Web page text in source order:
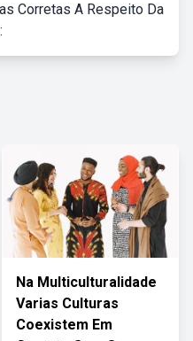
Corretas A Respeito Da
Na Multiculturalidade
Varias Culturas
Coexistem Em